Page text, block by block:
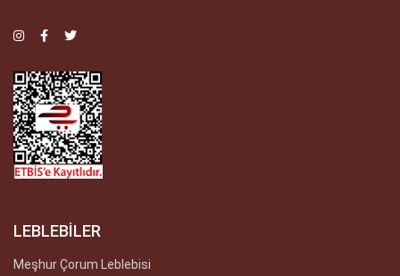
LEBLEBİLER
Meşhur Çorum Leblebisi